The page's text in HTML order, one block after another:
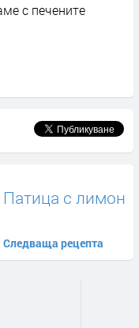
с печените
Патица с лимон
Следваща рецепта